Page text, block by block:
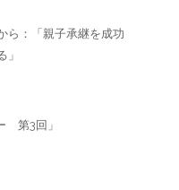
ら：「親子承継を成功
」
第3回」